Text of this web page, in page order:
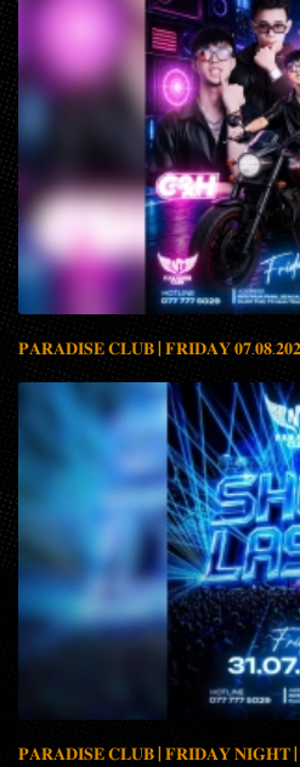
𝐏𝐀𝐑𝐀𝐃𝐈𝐒𝐄 𝐂𝐋𝐔𝐁 | 𝐅𝐑𝐈𝐃𝐀𝐘
𝐏𝐀𝐑𝐀𝐃𝐈𝐒𝐄 𝐂𝐋𝐔𝐁 | 𝐅𝐑𝐈𝐃𝐀𝐘 𝐍𝐈𝐆𝐇𝐓